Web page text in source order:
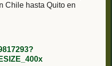
Chile hasta Quito en